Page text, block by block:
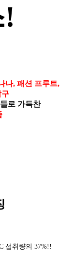
나, 패션 프루트,
구
로 가득찬
섭취량의 37%!!